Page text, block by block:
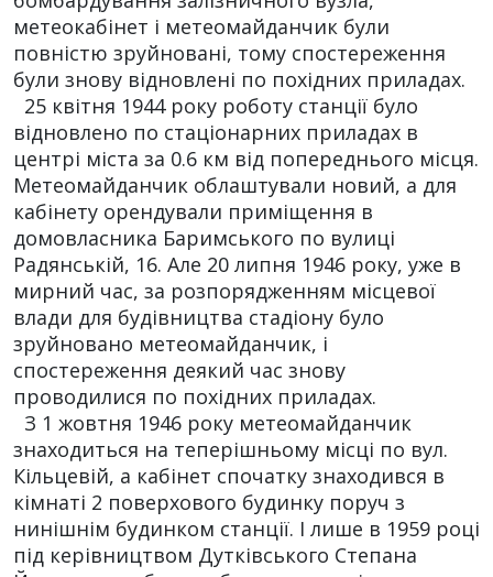
метеокабінет і метеомайданчик були
повністю зруйновані, тому спостереження
були знову відновлені по похідних приладах.
25 квітня 1944 року роботу станції було
відновлено по стаціонарних приладах в
центрі міста за 0.6 км від попереднього місця.
Метеомайданчик облаштували новий, а для
кабінету орендували приміщення в
домовласника Баримського по вулиці
Радянській, 16. Але 20 липня 1946 року, уже в
мирний час, за розпорядженням місцевої
влади для будівництва стадіону було
зруйновано метеомайданчик, і
спостереження деякий час знову
проводилися по похідних приладах.
З 1 жовтня 1946 року метеомайданчик
знаходиться на теперішньому місці по вул.
Кільцевій, а кабінет спочатку знаходився в
кімнаті 2 поверхового будинку поруч з
нинішнім будинком станції. І лише в 1959 році
під керівництвом Дутківського Степана